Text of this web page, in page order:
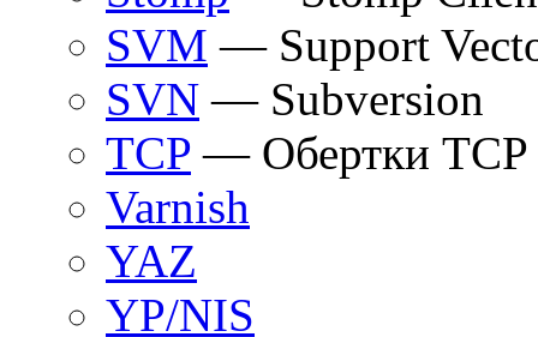
SVM — Support
SVN — Subversion
TCP — Обертки TCP
Varnish
YAZ
YP/NIS